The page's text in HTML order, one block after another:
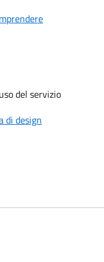
del servizio
di design